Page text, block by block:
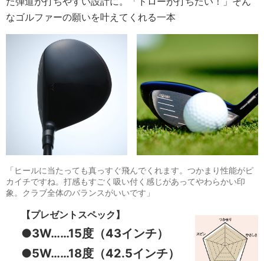
なゴルファーの願いを叶えてくれる一本
「ヒールに当たっても真っすぐ飛んでくれます。つかまり性能がピ
カイチですね。打感もすごく吸い付く感じがあってやわらかい印
象。クラブ全体のバランスがいいです」
【プレゼントスペック】
●3W……15度（43インチ）
●5W……18度（42.5インチ）